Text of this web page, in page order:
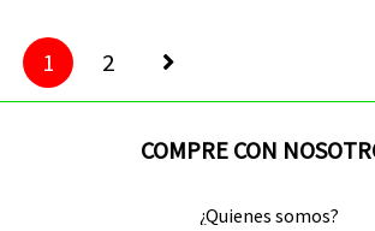
1 2
COMPRE CON
¿Quienes somos?